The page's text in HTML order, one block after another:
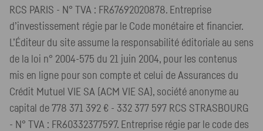
RCS PARIS - N° TVA : FR67692020878. Entreprise
d’investissement régie par le Code monétaire et financier.
L’Éditeur du site assume la responsabilité éditoriale au sens
de la loi n° 2004-575 du 21 juin 2004, pour les contenus
mis en ligne pour son compte et celui de Assurances du
Crédit Mutuel VIE SA (ACM VIE SA), société anonyme au
capital de 778 371 392 € - 332 377 597 RCS STRASBOURG
- N° TVA : FR60332377597. Entreprise régie par le code des